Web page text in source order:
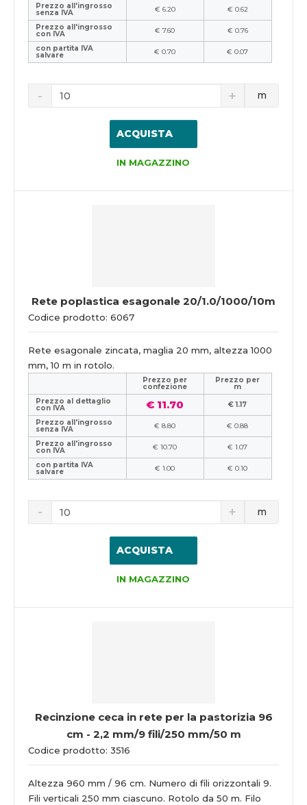
Prezzo all'ingrosso
senza IVA € 6.20
€ 0.62
Prezzo all'ingrosso
con IVA € 7.60
€ 0.76
con partita IVA
salvare € 0.70 € 0.07
m
ACQUISTA
IN MAGAZZINO
Rete poplastica esagonale 20/1.0/1000/10m
Codice prodotto: 6067
Rete esagonale zincata, maglia 20 mm, altezza 1000
mm, 10 m in rotolo.
Prezzo per
confezione
Prezzo per
m
Prezzo al dettaglio
con IVA € 11.70
€ 1.17
Prezzo all'ingrosso
senza IVA € 8.80
€ 0.88
Prezzo all'ingrosso
con IVA € 10.70
€ 1.07
con partita IVA
salvare € 1.00 € 0.10
m
ACQUISTA
IN MAGAZZINO
Recinzione ceca in rete per la pastorizia 96
cm - 2,2 mm/9 fili/250 mm/50 m
Codice prodotto: 3516
Altezza 960 mm / 96 cm. Numero di fili orizzontali 9.
Fili verticali 250 mm ciascuno. Rotolo da 50 m. Filo